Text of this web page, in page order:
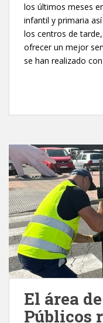
los últimos meses
infantil y primaria
los centros de
ofrecer un mejor
se han realizado
El área
Públicos